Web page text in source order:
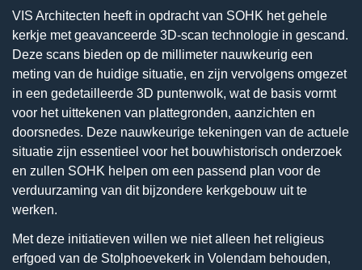
VIS Architecten heeft in opdracht van SOHK het gehele
kerkje met geavanceerde 3D-scan technologie in gescand.
Deze scans bieden op de millimeter nauwkeurig een
meting van de huidige situatie, en zijn vervolgens omgezet
in een gedetailleerde 3D puntenwolk, wat de basis vormt
voor het uittekenen van plattegronden, aanzichten en
doorsnedes. Deze nauwkeurige tekeningen van de actuele
situatie zijn essentieel voor het bouwhistorisch onderzoek
en zullen SOHK helpen om een passend plan voor de
verduurzaming van dit bijzondere kerkgebouw uit te
werken.
Met deze initiatieven willen we niet alleen het religieus
erfgoed van de Stolphoevekerk in Volendam behouden,